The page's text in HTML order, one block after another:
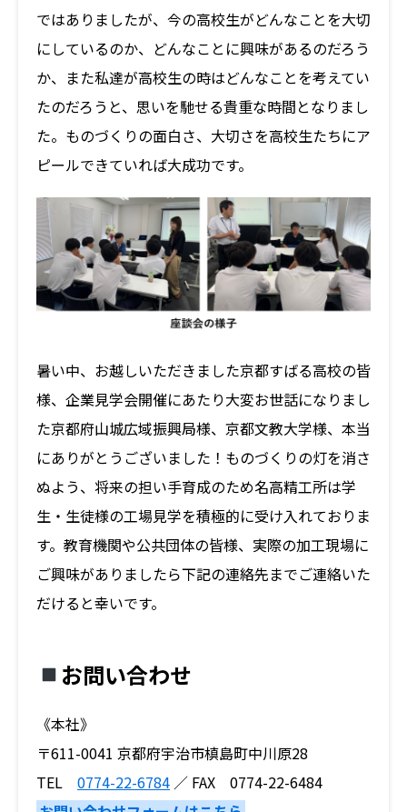
ではありましたが、今の高校生がどんなことを大切
にしているのか、どんなことに興味があるのだろう
か、また私達が高校生の時はどんなことを考えてい
たのだろうと、思いを馳せる貴重な時間となりまし
た。ものづくりの面白さ、大切さを高校生たちにア
ピールできていれば大成功です。
暑い中、お越しいただきました京都すばる高校の皆
様、企業見学会開催にあたり大変お世話になりまし
た京都府山城広域振興局様、京都文教大学様、本当
にありがとうございました！ものづくりの灯を消さ
ぬよう、将来の担い手育成のため名高精工所は学
生・生徒様の工場見学を積極的に受け入れておりま
す。教育機関や公共団体の皆様、実際の加工現場に
ご興味がありましたら下記の連絡先までご連絡いた
だけると幸いです。
お問い合わせ
《本社》
〒611-0041 京都府宇治市槙島町中川原28
TEL 0774-22-6784 ／ FAX 0774-22-6484